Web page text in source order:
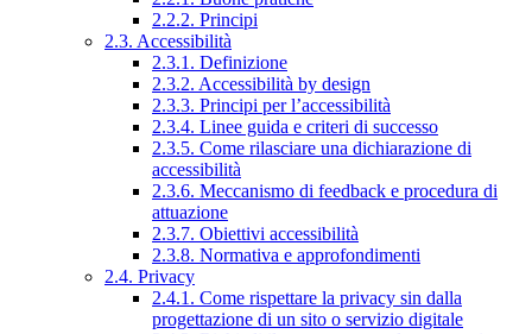
2.2.2. Principi
2.3. Accessibilità
2.3.1. Definizione
2.3.2. Accessibilità by design
2.3.3. Principi per l’accessibilità
2.3.4. Linee guida e criteri di successo
2.3.5. Come rilasciare una dichiarazione di
accessibilità
2.3.6. Meccanismo di feedback e procedura di
attuazione
2.3.7. Obiettivi accessibilità
2.3.8. Normativa e approfondimenti
2.4. Privacy
2.4.1. Come rispettare la privacy sin dalla
progettazione di un sito o servizio digitale